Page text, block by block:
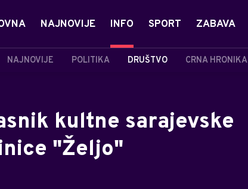
NAJNOVIJE INFO
NAJNOVIJE POLITIKA DRUŠTVO CRNA HRONIKA
SPORT ZABAVA
kultne sarajevske
"Željo"